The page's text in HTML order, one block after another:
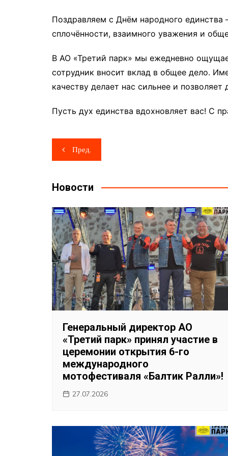
Поздравляем с Днём народного
сплочённости, взаимного уважения и
В АО «Третий парк» мы ежедневно
сотрудник вносит вклад в общее дело.
качеству делает нас сильнее и позволяет
Пусть дух единства вдохновляет вас! С
Навигация
по
записям
Пред.
Новости
Генеральный директор АО
«Третий парк» принял участие в
церемонии открытия 6-го
международного
мотофестиваля «Балтик Ралли»!
27.07.2026